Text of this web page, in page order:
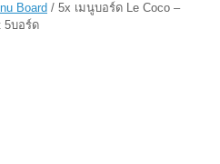
Board / 5x เมนูบอร์ด Le Coco –
5บอร์ด